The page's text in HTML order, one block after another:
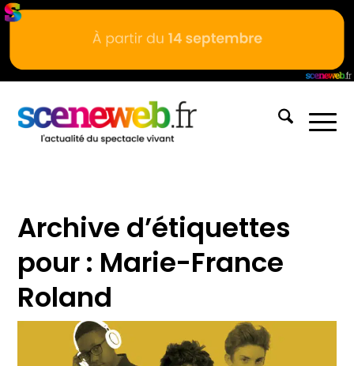
Archive d’étiquettes
pour : Marie-France
Roland